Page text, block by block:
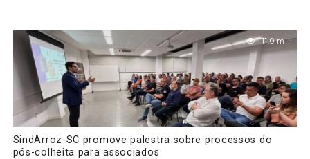
11.0 mil
SindArroz-SC promove palestra sobre processos do
pós-colheita para associados